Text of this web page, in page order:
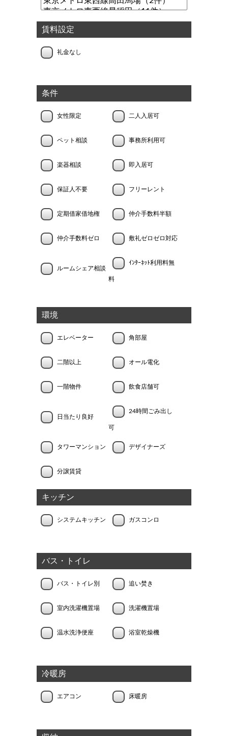
賃料設定
礼金なし
条件
女性限定 二人入居可
ペット相談 事務所利用可
楽器相談 即入居可
保証人不要 フリーレント
定期借家借地権 仲介手数料半額
仲介手数料ゼロ 敷礼ゼロゼロ対応
ルームシェア相談
ｲﾝﾀｰﾈｯﾄ利用料無
料
環境
エレベーター 角部屋
二階以上 オール電化
一階物件 飲食店舗可
日当たり良好
24時間ごみ出し
可
タワーマンション デザイナーズ
分譲賃貸
キッチン
システムキッチン ガスコンロ
バス・トイレ
バス・トイレ別 追い焚き
室内洗濯機置場 洗濯機置場
温水洗浄便座 浴室乾燥機
冷暖房
エアコン 床暖房